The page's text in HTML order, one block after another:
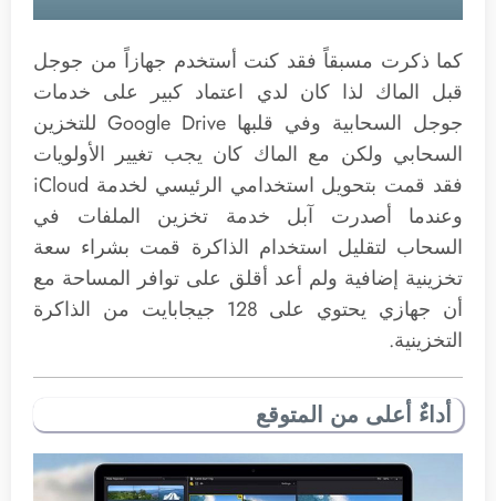
كما ذكرت مسبقاً فقد كنت أستخدم جهازاً من جوجل
قبل الماك لذا كان لدي اعتماد كبير على خدمات
جوجل السحابية وفي قلبها Google Drive للتخزين
السحابي ولكن مع الماك كان يجب تغيير الأولويات
فقد قمت بتحويل استخدامي الرئيسي لخدمة iCloud
وعندما أصدرت آبل خدمة تخزين الملفات في
السحاب لتقليل استخدام الذاكرة قمت بشراء سعة
تخزينية إضافية ولم أعد أقلق على توافر المساحة مع
أن جهازي يحتوي على 128 جيجابايت من الذاكرة
التخزينية.
أداءٌ أعلى من المتوقع